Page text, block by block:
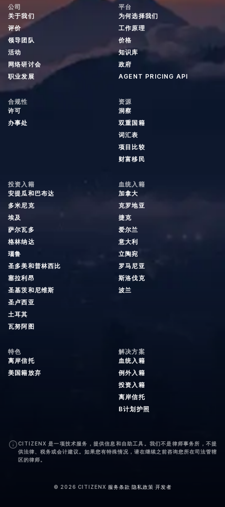
公司
关于我们
评价
领导团队
活动
网络研讨会
职业发展
平台
为何选择我们
工作原理
价格
知识库
政府
AGENT PRICING API
合规性
许可
办事处
资源
洞察
双重国籍
词汇表
项目比较
财富移民
投资入籍
安提瓜和巴布达
多米尼克
埃及
萨尔瓦多
格林纳达
瑙鲁
圣多美和普林西比
塞拉利昂
圣基茨和尼维斯
圣卢西亚
土耳其
瓦努阿图
血统入籍
加拿大
克罗地亚
捷克
爱尔兰
意大利
立陶宛
罗马尼亚
斯洛伐克
波兰
特色
离岸信托
美国籍放弃
解决方案
血统入籍
例外入籍
投资入籍
离岸信托
B计划护照
CITIZENX 是一项技术服务，提供信息和自助工具。我们不是律师事务所，不提
供法律、税务或会计建议。如果您有特殊情况，请在继续之前咨询您所在司法管辖
区的律师。
© 2026 CITIZENX ·服务条款·隐私政策·开发者